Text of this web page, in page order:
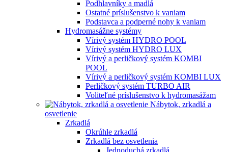
Podhlavníky a madlá
Ostatné príslušenstvo k vaniam
Podstavca a podperné nohy k vaniam
Hydromasážne systémy
Vírivý systém HYDRO POOL
Vírivý systém HYDRO LUX
Vírivý a perličkový systém KOMBI
POOL
Vírivý a perličkový systém KOMBI LUX
Perličkový systém TURBO AIR
Voliteľné príslušenstvo k hydromasážam
Nábytok, zrkadlá a
osvetlenie
Zrkadlá
Okrúhle zrkadlá
Zrkadlá bez osvetlenia
Jednoduchá zrkadlá